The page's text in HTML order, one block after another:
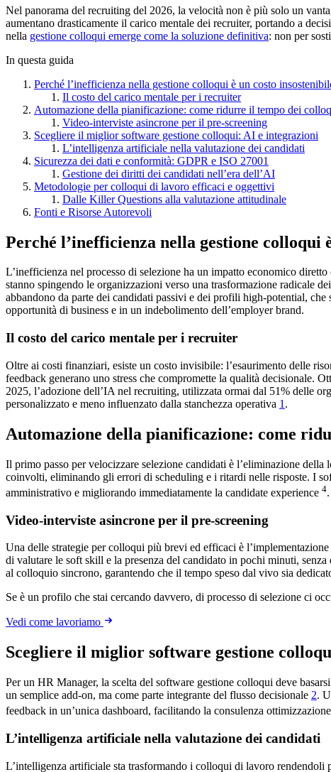
Nel panorama del recruiting del 2026, la velocità non è più solo un
aumentano drasticamente il carico mentale dei recruiter, portando a
nella gestione colloqui emerge come la soluzione definitiva: non per
In questa guida
Perché l’inefficienza nella gestione colloqui è un costo
Il costo del carico mentale per i recruiter
Automazione della pianificazione: come ridurre il tempo dei
Video-interviste asincrone per il pre-screening
Scegliere il miglior software gestione colloqui: AI e integrazioni
L’intelligenza artificiale nella valutazione dei candidati
Sicurezza dei dati e conformità: GDPR e ISO 27001
Gestione dei diritti dei candidati nell’era dell’AI
Metodologie per colloqui di lavoro efficaci e oggettivi
Dalle Killer Questions alla valutazione attitudinale
Fonti e Risorse Autorevoli
Perché l’inefficienza nella gestione colloqui
L’inefficienza nel processo di selezione ha un impatto economico
stanno spingendo le organizzazioni verso una trasformazione radicale
abbandono da parte dei candidati passivi e dei profili high-potential,
opportunità di business e in un indebolimento dell’employer brand.
Il costo del carico mentale per i recruiter
Oltre ai costi finanziari, esiste un costo invisibile: l’esaurimento delle
feedback generano uno stress che compromette la qualità decisionale.
2025, l’adozione dell’IA nel recruiting, utilizzata ormai dal 51% delle
personalizzato e meno influenzato dalla stanchezza operativa 1 .
Automazione della pianificazione: come
Il primo passo per velocizzare selezione candidati è l’eliminazione
coinvolti, eliminando gli errori di scheduling e i ritardi nelle risposte. I
amministrativo e migliorando immediatamente la candidate experience 4
Video-interviste asincrone per il pre-screening
Una delle strategie per colloqui più brevi ed efficaci è
di valutare le soft skill e la presenza del candidato in pochi minuti,
al colloquio sincrono, garantendo che il tempo speso dal vivo sia
Se è un profilo che stai cercando davvero, di processo di selezione ci
Vedi come lavoriamo
Scegliere il miglior software gestione
Per un HR Manager, la scelta del software gestione colloqui deve
un semplice add-on, ma come parte integrante del flusso decisionale 2.
feedback in un’unica dashboard, facilitando la consulenza
L’intelligenza artificiale nella valutazione dei candidati
L’intelligenza artificiale sta trasformando i colloqui di lavoro